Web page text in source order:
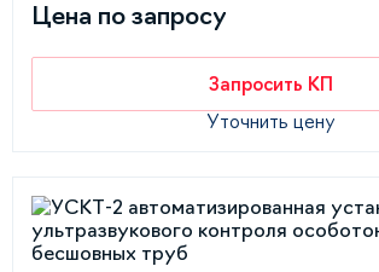
Цена по запросу
Запросить КП
Уточнить цену